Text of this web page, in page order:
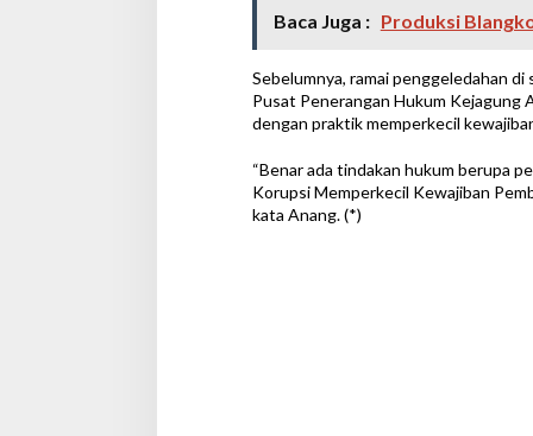
Baca Juga : Produksi
Sebelumnya, ramai penggeledahan
Pusat Penerangan Hukum Kejagung
dengan praktik memperkecil
“Benar ada tindakan hukum berupa
Korupsi Memperkecil Kewajiban
kata Anang. (*)